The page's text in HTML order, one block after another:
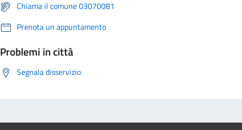
Chiama il comune 03070081
Prenota un appuntamento
Problemi in città
Segnala disservizio